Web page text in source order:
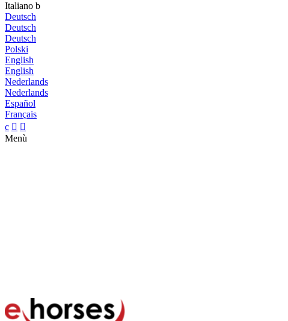
Italiano b
Deutsch
Deutsch
Deutsch
Polski
English
English
Nederlands
Nederlands
Español
Français
c  
Menù